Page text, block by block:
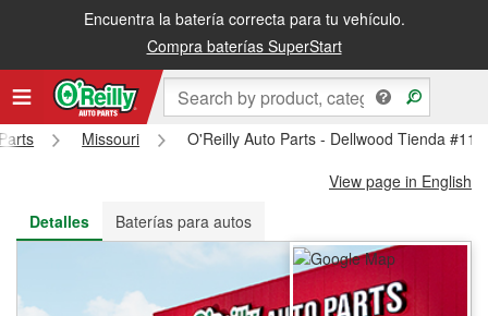
Encuentra la batería correcta para tu vehículo.
Compra baterías SuperStart
Recibe tu orden gratis al día siguiente o recógela en la tienda
Missouri
O'Reilly Auto Parts - Dellwood Tienda
View page in English
Detalles
Baterías para autos